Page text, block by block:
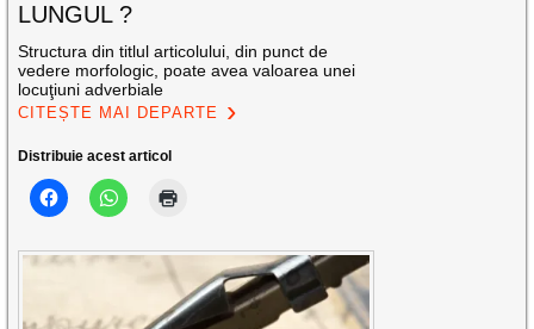
LUNGUL ?
Structura din titlul articolului, din punct de
vedere morfologic, poate avea valoarea unei
locuţiuni adverbiale
CITEȘTE MAI DEPARTE
Distribuie acest articol